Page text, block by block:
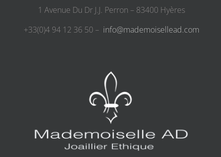
1 Avenue Du Dr J.J. Perron – 83400 Hyères
+33(0)4 94 12 36 50 – info@mademoisellead.com